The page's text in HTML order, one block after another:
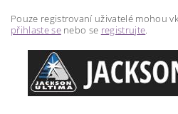
Pouze registrovaní uživatelé mohou
přihlaste senebo se registrujte.